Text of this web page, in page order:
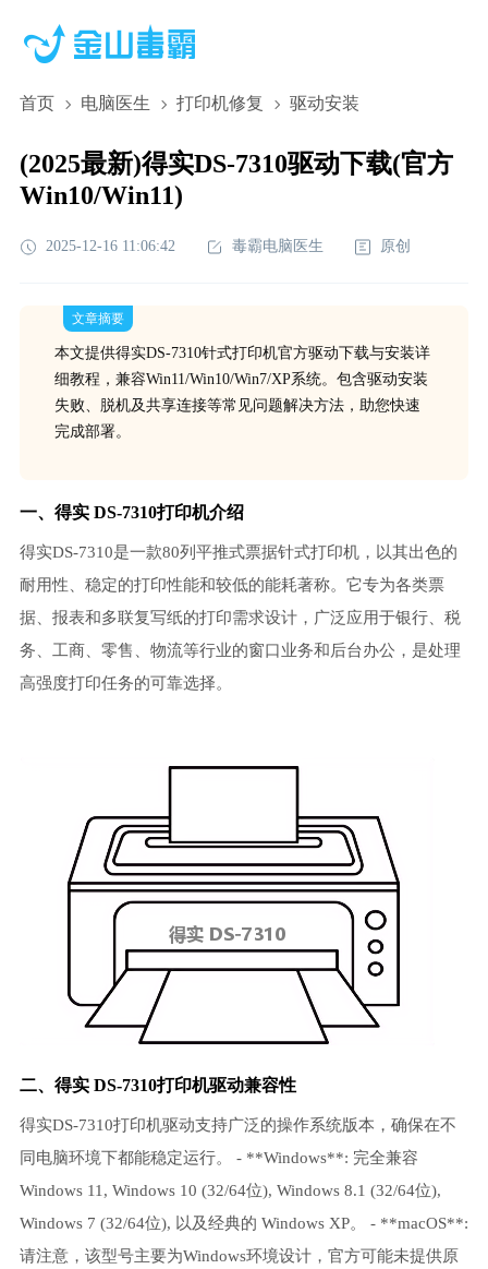
首页 电脑医生 打印机修复 驱动安装
(2025最新)得实DS-7310驱动下载(官方
Win10/Win11)
2025-12-16 11:06:42 毒霸电脑医生 原创
文章摘要
本文提供得实DS-7310针式打印机官方驱动下载与安装详
细教程，兼容Win11/Win10/Win7/XP系统。包含驱动安装
失败、脱机及共享连接等常见问题解决方法，助您快速
完成部署。
一、得实 DS-7310打印机介绍
得实DS-7310是一款80列平推式票据针式打印机，以其出色的
耐用性、稳定的打印性能和较低的能耗著称。它专为各类票
据、报表和多联复写纸的打印需求设计，广泛应用于银行、税
务、工商、零售、物流等行业的窗口业务和后台办公，是处理
高强度打印任务的可靠选择。
二、得实 DS-7310打印机驱动兼容性
得实DS-7310打印机驱动支持广泛的操作系统版本，确保在不
同电脑环境下都能稳定运行。 - **Windows**: 完全兼容
Windows 11, Windows 10 (32/64位), Windows 8.1 (32/64位),
Windows 7 (32/64位), 以及经典的 Windows XP。 - **macOS**:
请注意，该型号主要为Windows环境设计，官方可能未提供原